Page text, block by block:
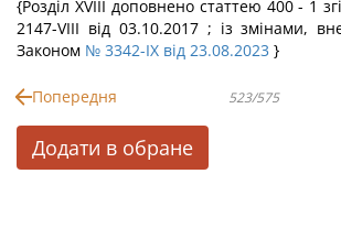
{Розділ XVIII доповнено статтею 400 - 1
2147-VIII від 03.10.2017 ; із змінами,
Законом № 3342-IX від 23.08.2023 }
Попередня 523/575
Додати в обране